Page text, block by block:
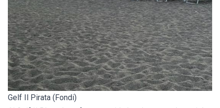
Gelf Il Pirata (Fondi)